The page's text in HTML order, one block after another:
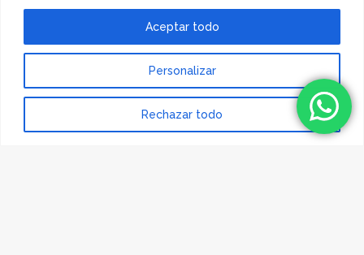
Personalizar
Rechazar todo
Aceptar todo